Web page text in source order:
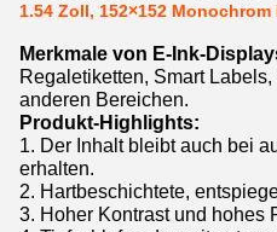
1.54 Zoll, 152×152 Monochrom
Merkmale von E-Ink-
Regaletiketten, Smart
anderen Bereichen.
Produkt-Highlights:
1. Der Inhalt bleibt auch bei
erhalten.
2. Hartbeschichtete,
3. Hoher Kontrast und hohes